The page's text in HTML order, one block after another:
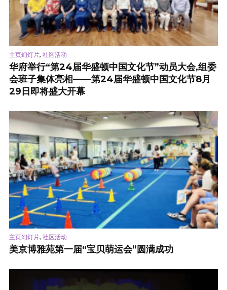
主页幻灯片, 社区活动
华府举行“第24届华盛顿中国文化节”动员大会,组委
会班子集体亮相——第24届华盛顿中国文化节8月
29日即将盛大开幕
主页幻灯片, 社区活动
美京博雅苑第一届“宝贝萌运会”圆满成功